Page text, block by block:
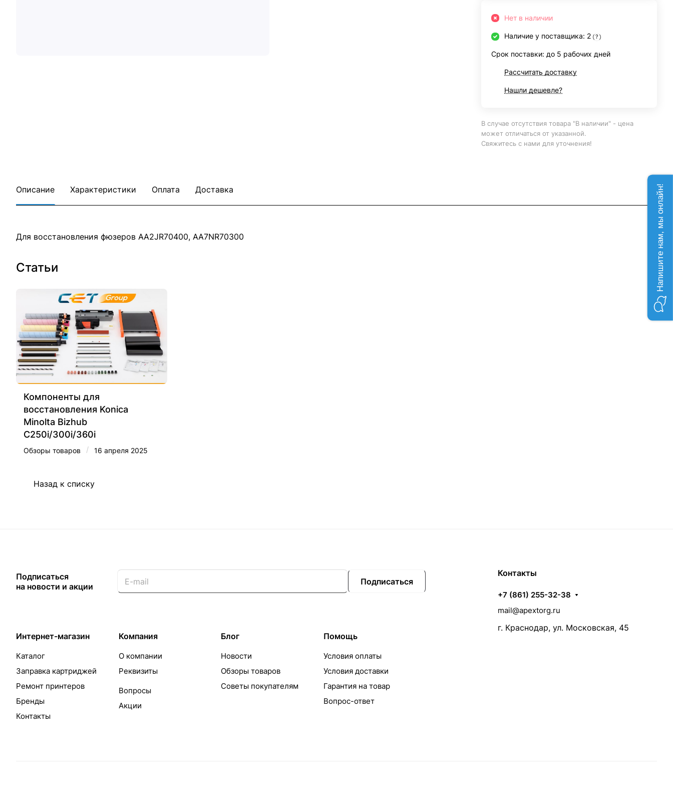
Нет в наличии
Наличие у поставщика: 2 ?
Срок поставки: до 5 рабочих дней
Рассчитать доставку
Нашли дешевле?
В случае отсутствия товара "В наличии" - цена
может отличаться от указанной.
Свяжитесь с нами для уточнения!
Описание Характеристики Оплата Доставка
Для восстановления фюзеров AA2JR70400, AA7NR70300
Статьи
Компоненты для
восстановления Konica
Minolta Bizhub
C250i/300i/360i
Обзоры товаров / 16 апреля 2025
Назад к списку
Подписаться
на новости и акции
Подписаться
Интернет-магазин
Каталог
Заправка картриджей
Ремонт принтеров
Бренды
Контакты
Компания
О компании
Реквизиты
Вопросы
Акции
Блог
Новости
Обзоры товаров
Советы покупателям
Помощь
Условия оплаты
Условия доставки
Гарантия на товар
Вопрос-ответ
Контакты
+7 (861) 255-32-38
mail@apextorg.ru
г. Краснодар, ул. Московская, 45
Напишите нам, мы онлайн!